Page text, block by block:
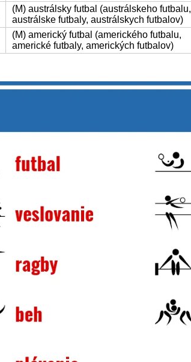
(M) austrálsky futbal (austrálskeho futbalu,
austrálske futbaly, austrálskych futbalov)
(M) americký futbal (amerického futbalu,
americké futbaly, amerických futbalov)